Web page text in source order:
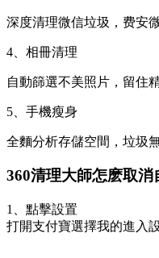
深度清理微信垃圾，费安
4、相冊清理
自動篩選不美照片，留住
5、手機瘦身
全麵分析存儲空間，垃圾
360清理大師怎麽取消
1、點擊設置
打開支付寶選擇我的進入